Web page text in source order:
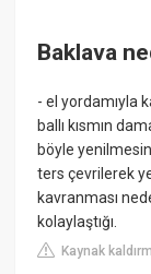
Baklava
- el yordamıyla
ballı kısmın
böyle
ters çevrilerek
kavranması
kolaylaştığı.
Kaynak